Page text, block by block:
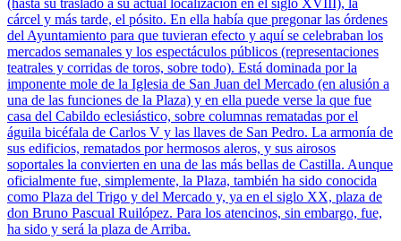
(hasta su traslado a su actual localización en el siglo XVIII), la
cárcel y más tarde, el pósito. En ella había que pregonar las órdenes
del Ayuntamiento para que tuvieran efecto y aquí se celebraban los
mercados semanales y los espectáculos públicos (representaciones
teatrales y corridas de toros, sobre todo). Está dominada por la
imponente mole de la Iglesia de San Juan del Mercado (en alusión a
una de las funciones de la Plaza) y en ella puede verse la que fue
casa del Cabildo eclesiástico, sobre columnas rematadas por el
águila bicéfala de Carlos V y las llaves de San Pedro. La armonía de
sus edificios, rematados por hermosos aleros, y sus airosos
soportales la convierten en una de las más bellas de Castilla. Aunque
oficialmente fue, simplemente, la Plaza, también ha sido conocida
como Plaza del Trigo y del Mercado y, ya en el siglo XX, plaza de
don Bruno Pascual Ruilópez. Para los atencinos, sin embargo, fue,
ha sido y será la plaza de Arriba.